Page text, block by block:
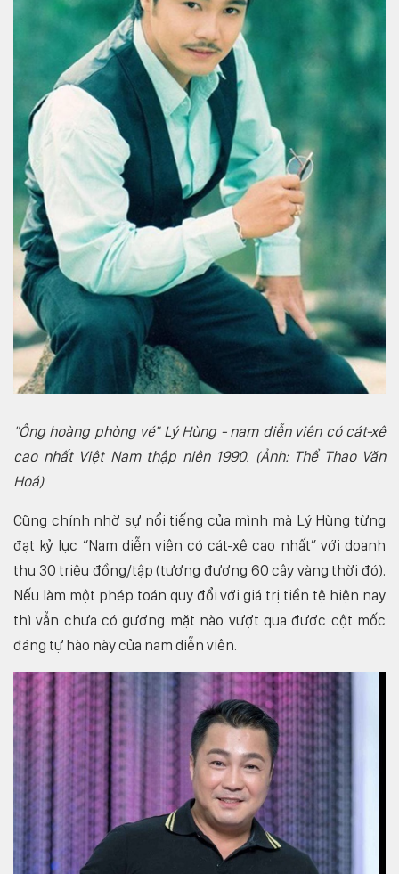
"Ông hoàng phòng vé" Lý Hùng - nam diễn viên có cát-xê
cao nhất Việt Nam thập niên 1990. (Ảnh: Thể Thao Văn
Hoá)
Cũng chính nhờ sự nổi tiếng của mình mà Lý Hùng từng
đạt kỷ lục “Nam diễn viên có cát-xê cao nhất” với doanh
thu 30 triệu đồng/tập (tương đương 60 cây vàng thời đó).
Nếu làm một phép toán quy đổi với giá trị tiền tệ hiện nay
thì vẫn chưa có gương mặt nào vượt qua được cột mốc
đáng tự hào này của nam diễn viên.